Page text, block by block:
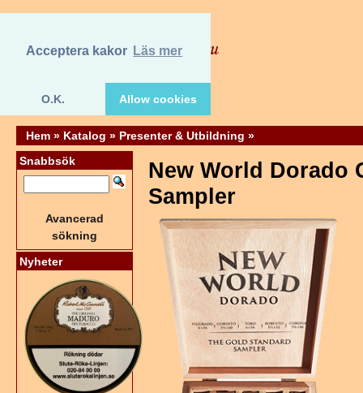
Acceptera kakor Läs mer
O.K. Allow cookies
Hem » Katalog » Presenter & Utbildning »
New World Dorado
Sampler
Snabbsök
Avancerad
sökning
Nyheter